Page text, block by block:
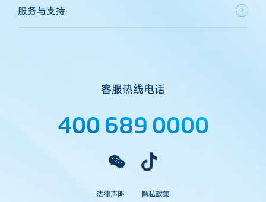
服务与支持
客服热线电话
400 689 0000
法律声明 隐私政策